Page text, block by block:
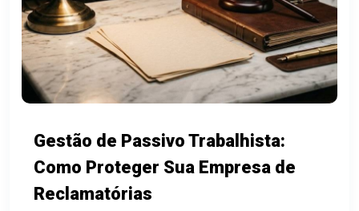
Gestão de Passivo Trabalhista:
Como Proteger Sua Empresa de
Reclamatórias